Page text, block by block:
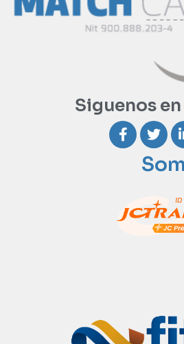
Siguenos